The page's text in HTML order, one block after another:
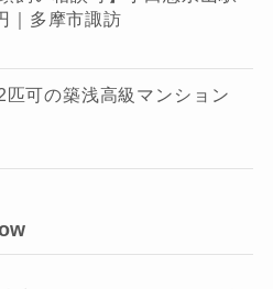
｜多摩市諏訪
匹可の築浅高級マンション